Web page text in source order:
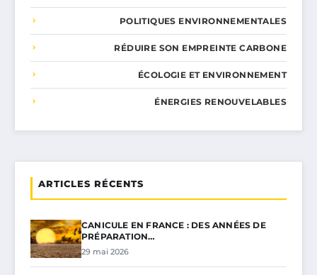
POLITIQUES ENVIRONNEMENTALES
RÉDUIRE SON EMPREINTE CARBONE
ÉCOLOGIE ET ENVIRONNEMENT
ÉNERGIES RENOUVELABLES
ARTICLES RÉCENTS
CANICULE EN FRANCE : DES ANNÉES DE
PRÉPARATION…
29 mai 2026